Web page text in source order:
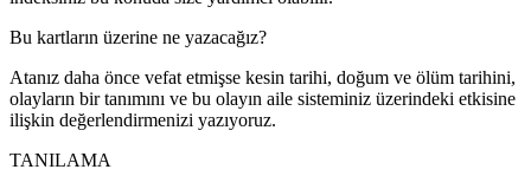
Bu kartların üzerine ne yazacağız?
Atanız daha önce vefat etmişse kesin tarihi, doğum ve ölüm tarihini,
olayların bir tanımını ve bu olayın aile sisteminiz üzerindeki etkisine
ilişkin değerlendirmenizi yazıyoruz.
TANILAMA